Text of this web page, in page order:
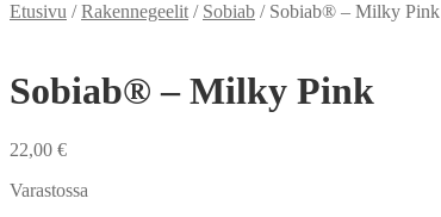
Etusivu /Rakennegeelit / Sobiab / Sobiab® – Milky Pink
Sobiab® – Milky Pink
22,00 €
Varastossa